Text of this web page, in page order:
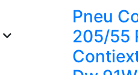
Pneu
205/55